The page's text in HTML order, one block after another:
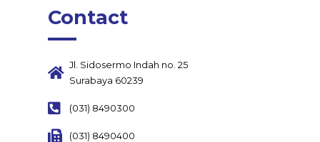
Contact
Jl. Sidosermo Indah no. 25
Surabaya 60239
(031) 8490300
(031) 8490400